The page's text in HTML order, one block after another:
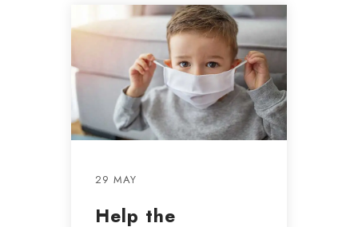
29 MAY
Help the